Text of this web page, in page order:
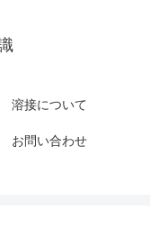
溶接について
お問い合わせ